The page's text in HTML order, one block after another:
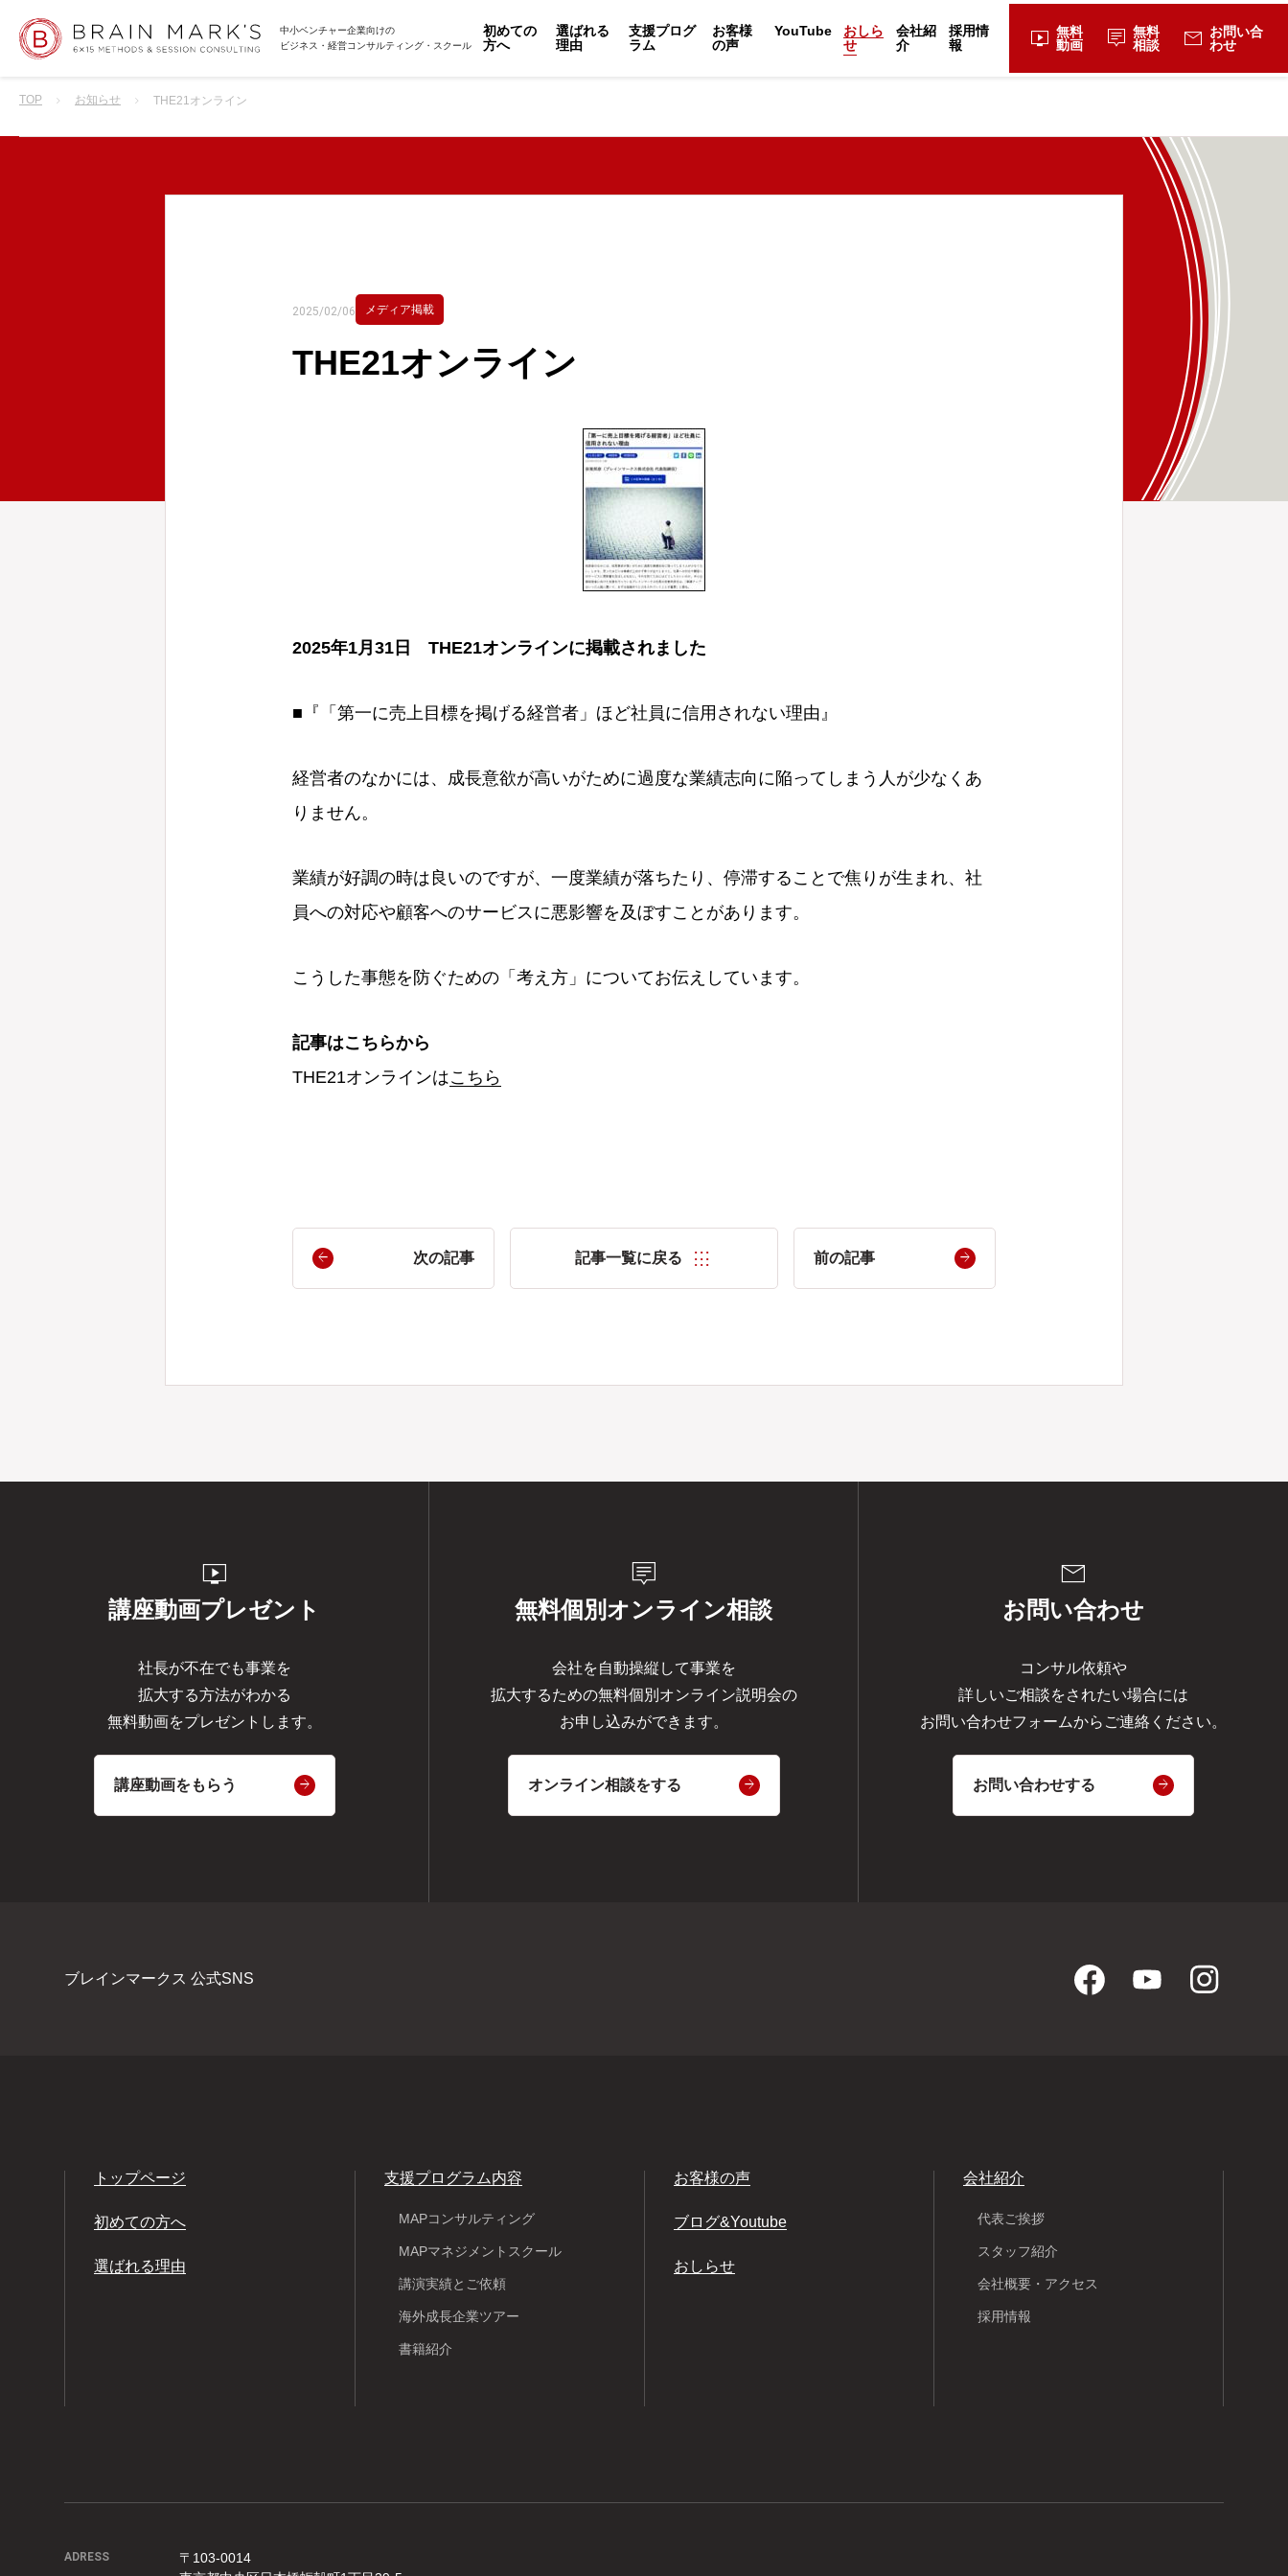
中小ベンチャー企業向けの
ビジネス・経営コンサルティング・スクール
初めての
方へ
選ばれる
理由
支援プログ
ラム
お客様
の声
YouTube おしら
せ
会社紹
介
採用情
報 live_tv 無料
動画
tooltip_2 無料
相談
mail お問い合
わせ
TOP お知らせ THE21オンライン
2025/02/06 メディア掲載
THE21オンライン
2025年1月31 日 THE21オンラインに掲載されました
■『「第一に売上目標を掲げる経営者」ほど社員に信用されない理由』
経営者のなかには、成長意欲が高いがために過度な業績志向に陥ってしまう人が少なくあ
りません。
業績が好調の時は良いのですが、一度業績が落ちたり、停滞することで焦りが生まれ、社
員への対応や顧客へのサービスに悪影響を及ぼすことがあります。
こうした事態を防ぐための「考え方」についてお伝えしています。
記事はこちらから
THE21オンラインはこちら
次の記事 記事一覧に戻る 前の記事
live_tv
講座動画プレゼント
社長が不在でも事業を
拡大する方法がわかる
無料動画をプレゼントします。
講座動画をもらう
tooltip_2
無料個別オンライン相談
会社を自動操縦して事業を
拡大するための無料個別オンライン説明会の
お申し込みができます。
オンライン相談をする
mail
お問い合わせ
コンサル依頼や
詳しいご相談をされたい場合には
お問い合わせフォームからご連絡ください。
お問い合わせする
ブレインマークス 公式SNS
トップページ
初めての方へ
選ばれる理由
支援プログラム内容
MAPコンサルティング
MAPマネジメントスクール
講演実績とご依頼
海外成長企業ツアー
書籍紹介
お客様の声
ブログ&Youtube
おしらせ
会社紹介
代表ご挨拶
スタッフ紹介
会社概要・アクセス
採用情報
ADRESS
〒103-0014